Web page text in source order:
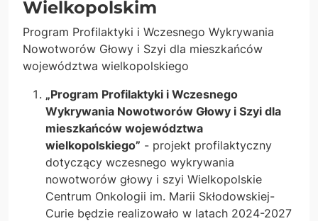
Wielkopolskim
Program Profilaktyki i Wczesnego Wykrywania
Nowotworów Głowy i Szyi dla mieszkańców
województwa wielkopolskiego
„Program Profilaktyki i Wczesnego
Wykrywania Nowotworów Głowy i Szyi dla
mieszkańców województwa
wielkopolskiego” - projekt profilaktyczny
dotyczący wczesnego wykrywania
nowotworów głowy i szyi Wielkopolskie
Centrum Onkologii im. Marii Skłodowskiej-
Curie będzie realizowało w latach 2024-2027